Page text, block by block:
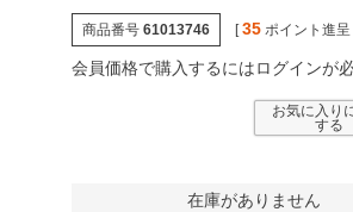
商品番号 61013746 [ 35 ポイント進呈
会員価格で購入するにはログインが必
お気に入り
する
在庫がありません